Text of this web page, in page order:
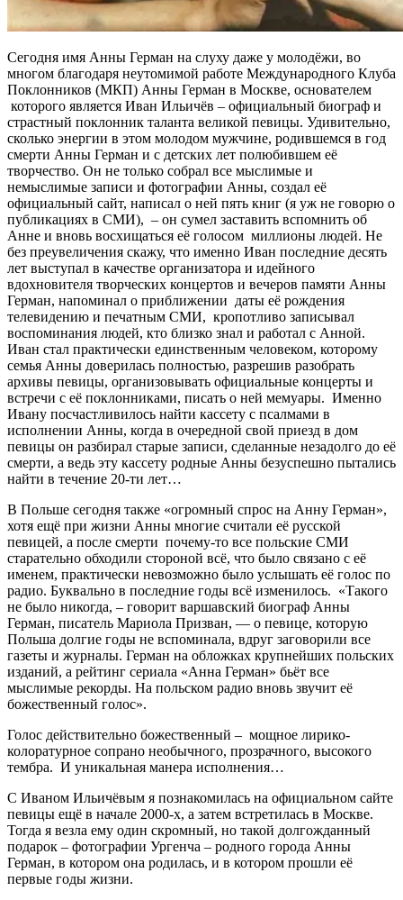
Сегодня имя Анны Герман на слуху даже у молодёжи, во
многом благодаря неутомимой работе Международного Клуба
Поклонников (МКП) Анны Герман в Москве, основателем
которого является Иван Ильичёв – официальный биограф и
страстный поклонник таланта великой певицы. Удивительно,
сколько энергии в этом молодом мужчине, родившемся в год
смерти Анны Герман и с детских лет полюбившем её
творчество. Он не только собрал все мыслимые и
немыслимые записи и фотографии Анны, создал её
официальный сайт, написал о ней пять книг (я уж не говорю о
публикациях в СМИ), – он сумел заставить вспомнить об
Анне и вновь восхищаться её голосом миллионы людей. Не
без преувеличения скажу, что именно Иван последние десять
лет выступал в качестве организатора и идейного
вдохновителя творческих концертов и вечеров памяти Анны
Герман, напоминал о приближении даты её рождения
телевидению и печатным СМИ, кропотливо записывал
воспоминания людей, кто близко знал и работал с Анной.
Иван стал практически единственным человеком, которому
семья Анны доверилась полностью, разрешив разобрать
архивы певицы, организовывать официальные концерты и
встречи с её поклонниками, писать о ней мемуары. Именно
Ивану посчастливилось найти кассету с псалмами в
исполнении Анны, когда в очередной свой приезд в дом
певицы он разбирал старые записи, сделанные незадолго до её
смерти, а ведь эту кассету родные Анны безуспешно пытались
найти в течение 20-ти лет…
В Польше сегодня также «огромный спрос на Анну Герман»,
хотя ещё при жизни Анны многие считали её русской
певицей, а после смерти почему-то все польские СМИ
старательно обходили стороной всё, что было связано с её
именем, практически невозможно было услышать её голос по
радио. Буквально в последние годы всё изменилось. «Такого
не было никогда, – говорит варшавский биограф Анны
Герман, писатель Мариола Призван, — о певице, которую
Польша долгие годы не вспоминала, вдруг заговорили все
газеты и журналы. Герман на обложках крупнейших польских
изданий, а рейтинг сериала «Анна Герман» бьёт все
мыслимые рекорды. На польском радио вновь звучит её
божественный голос».
Голос действительно божественный – мощное лирико-
колоратурное сопрано необычного, прозрачного, высокого
тембра. И уникальная манера исполнения…
С Иваном Ильичёвым я познакомилась на официальном сайте
певицы ещё в начале 2000-х, а затем встретилась в Москве.
Тогда я везла ему один скромный, но такой долгожданный
подарок – фотографии Ургенча – родного города Анны
Герман, в котором она родилась, и в котором прошли её
первые годы жизни.